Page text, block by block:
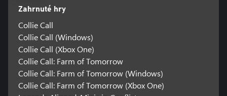
Zahrnuté hry
Collie Call
Collie Call (Windows)
Collie Call (Xbox One)
Collie Call: Farm of Tomorrow
Collie Call: Farm of Tomorrow (Windows)
Collie Call: Farm of Tomorrow (Xbox One)